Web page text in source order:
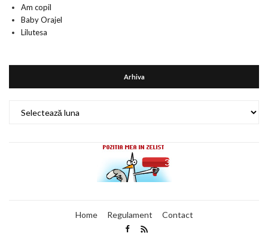
Am copil
Baby Orajel
Lilutesa
Arhiva
Home Regulament Contact